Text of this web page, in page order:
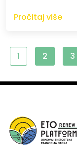
Pročitaj više
1 2 3